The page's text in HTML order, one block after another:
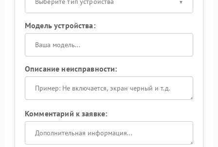
Модель устройства:
Описание неисправности:
Комментарий к заявке: